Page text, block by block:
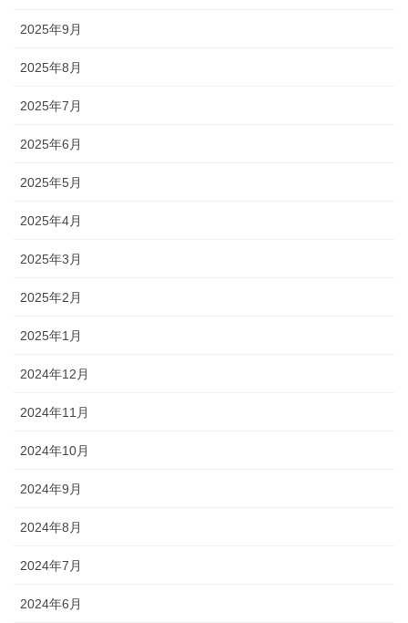
2025年9月
2025年8月
2025年7月
2025年6月
2025年5月
2025年4月
2025年3月
2025年2月
2025年1月
2024年12月
2024年11月
2024年10月
2024年9月
2024年8月
2024年7月
2024年6月